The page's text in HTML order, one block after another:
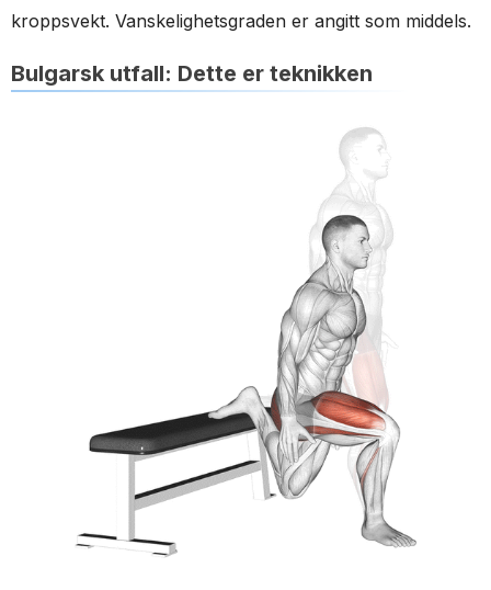
kroppsvekt. Vanskelighetsgraden er angitt som middels.
Bulgarsk utfall: Dette er teknikken